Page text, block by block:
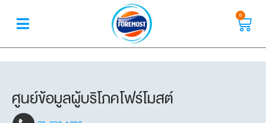
0
ศูนย์ข้อมูลผู้บริโภคโฟร์โมสต์